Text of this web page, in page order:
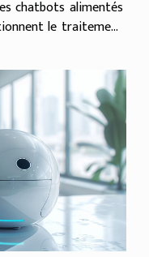
le traitement